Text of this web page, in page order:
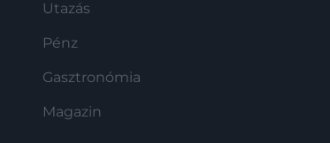
Utazás
Pénz
Gasztronómia
Magazin